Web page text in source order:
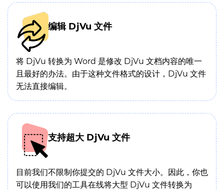
编辑 DjVu 文件
将 DjVu 转换为 Word 是修改 DjVu 文档内容的唯一
且最好的办法。由于这种文件格式的设计，DjVu 文件
无法直接编辑。
支持超大 DjVu 文件
目前我们不限制你提交的 DjVu 文件大小。因此，你也
可以使用我们的工具在线将大型 DjVu 文件转换为